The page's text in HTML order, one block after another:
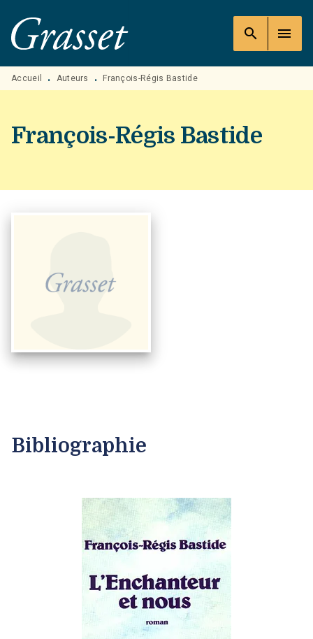
MENU RECHERCHE
PIED DE PAGE
search menu
Accueil • Auteurs • François-Régis Bastide
François-Régis Bastide
Bibliographie